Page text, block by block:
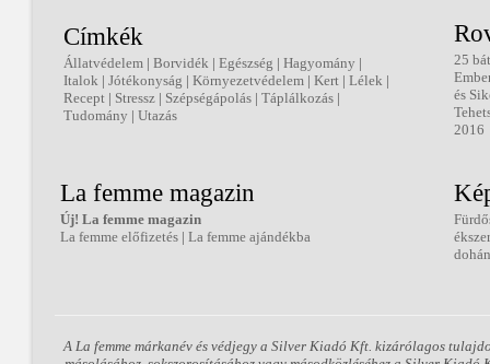
Címkék
Állatvédelem | Borvidék | Egészség | Hagyomány |
Italok | Jótékonyság | Környezetvédelem | Kert | Lélek |
Recept | Stressz | Szépségápolás | Táplálkozás |
Tudomány | Utazás
25
és
2016
La femme magazin
Új! La femme magazin
La femme előfizetés | La femme ajándékba
A La femme márkanév és védjegy a Silver Kiadó Kft. kizárólagos